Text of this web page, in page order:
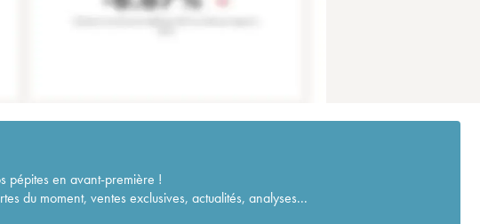
pépites en avant-première !
du moment, ventes exclusives, actualités, analyses...